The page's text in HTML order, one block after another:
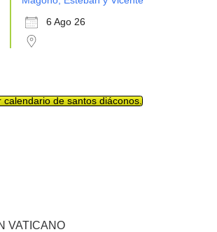
6 Ago 26
calendario de santos diáconos.
VATICANO